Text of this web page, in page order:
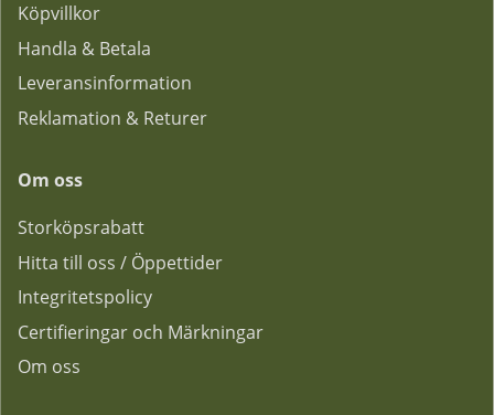
Köpvillkor
Handla & Betala
Leveransinformation
Reklamation & Returer
Om oss
Storköpsrabatt
Hitta till oss / Öppettider
Integritetspolicy
Certifieringar och Märkningar
Om oss